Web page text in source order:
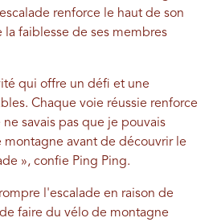
renforce le haut de son
faiblesse de ses membres
qui offre un défi et une
Chaque voie réussie renforce
ne savais pas que je pouvais
avant de découvrir le
», confie Ping Ping.
l'escalade en raison de
faire du vélo de montagne